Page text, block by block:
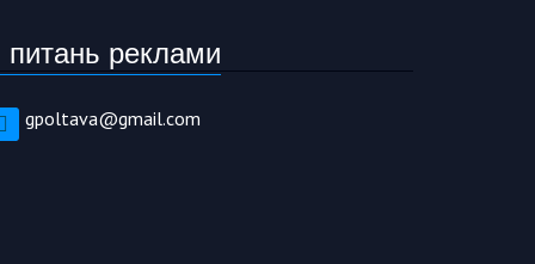
реклами
gpoltava@gmail.com